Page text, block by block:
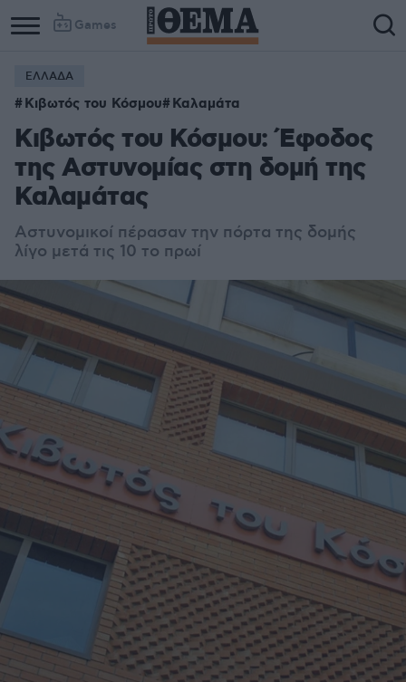
Games
ΕΛΛΑΔΑ
Κιβωτός του Κόσμου Καλαμάτα
Κιβωτός του Κόσμου: Έφοδος
της Αστυνομίας στη δομή της
Καλαμάτας
Αστυνομικοί πέρασαν την πόρτα της δομής
λίγο μετά τις 10 το πρωί